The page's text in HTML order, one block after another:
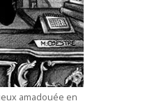
amadouée en